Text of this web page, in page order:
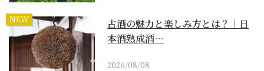
NEW
古酒の魅力と楽しみ方とは？｜日
本酒熟成酒…
2026/08/08